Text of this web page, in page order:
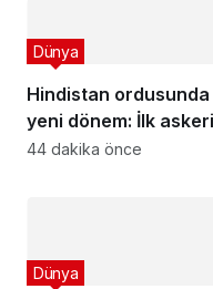
Hindistan ordusunda
yeni dönem: İlk askeri
tıp departmanı!
Dünya
44 dakika önce
Dünya